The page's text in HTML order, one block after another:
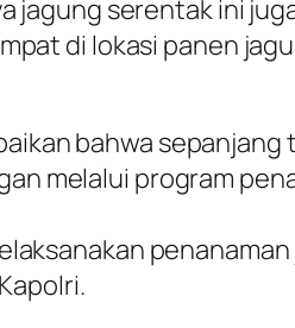
jagung serentak ini
di lokasi panen
bahwa sepanjang
melalui program